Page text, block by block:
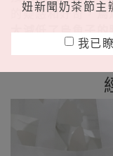
的疑惑和好奇，烏
大減低了烏魚子
口感和烏魚子的香
妞新聞奶茶節主
我已